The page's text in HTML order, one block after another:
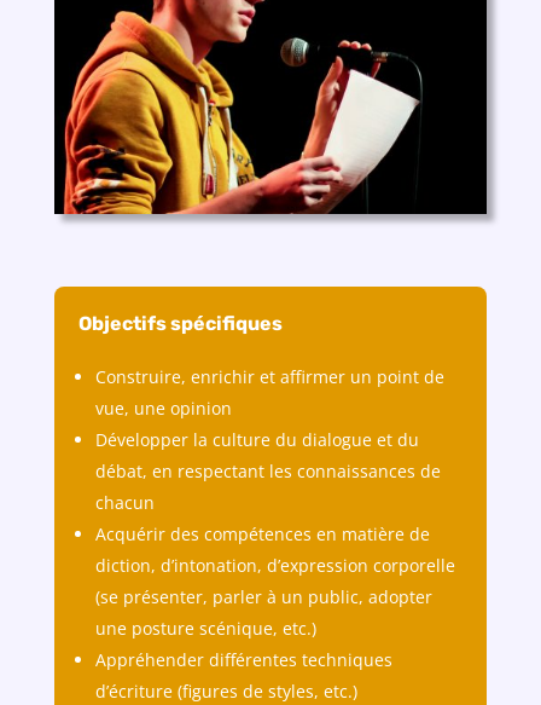
Objectifs spécifiques
Construire, enrichir et affirmer un point de
vue, une opinion
Développer la culture du dialogue et du
débat, en respectant les connaissances de
chacun
Acquérir des compétences en matière de
diction, d’intonation, d’expression corporelle
(se présenter, parler à un public, adopter
une posture scénique, etc.)
Appréhender différentes techniques
d’écriture (figures de styles, etc.)